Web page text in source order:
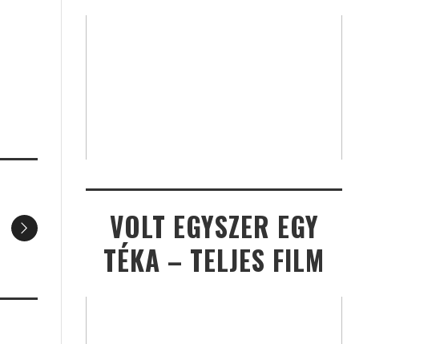
VOLT EGYSZER EGY
TÉKA – TELJES FILM